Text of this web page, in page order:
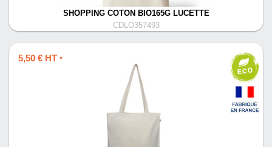
SHOPPING COTON BIO165G LUCETTE
CDLO357493
5,50 € HT *